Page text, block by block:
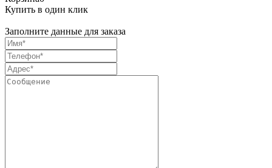
Купить в один клик
Заполните данные для заказа